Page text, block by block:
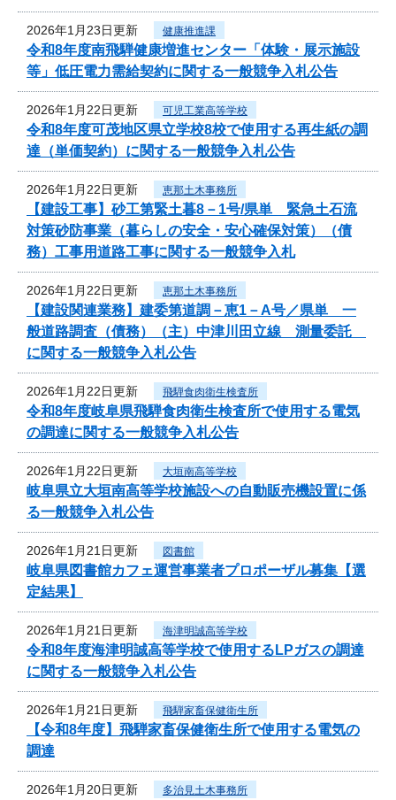
2026年1月23日更新 健康推進課
令和8年度南飛騨健康増進センター「体験・展示施設
等」低圧電力需給契約に関する一般競争入札公告
2026年1月22日更新 可児工業高等学校
令和8年度可茂地区県立学校8校で使用する再生紙の調
達（単価契約）に関する一般競争入札公告
2026年1月22日更新 恵那土木事務所
【建設工事】砂工第緊土暮8－1号/県単 緊急土石流
対策砂防事業（暮らしの安全・安心確保対策）（債
務）工事用道路工事に関する一般競争入札
2026年1月22日更新 恵那土木事務所
【建設関連業務】建委第道調－恵1－A号／県単 一
般道路調査（債務）（主）中津川田立線 測量委託
に関する一般競争入札公告
2026年1月22日更新 飛騨食肉衛生検査所
令和8年度岐阜県飛騨食肉衛生検査所で使用する電気
の調達に関する一般競争入札公告
2026年1月22日更新 大垣南高等学校
岐阜県立大垣南高等学校施設への自動販売機設置に係
る一般競争入札公告
2026年1月21日更新 図書館
岐阜県図書館カフェ運営事業者プロポーザル募集【選
定結果】
2026年1月21日更新 海津明誠高等学校
令和8年度海津明誠高等学校で使用するLPガスの調達
に関する一般競争入札公告
2026年1月21日更新 飛騨家畜保健衛生所
【令和8年度】飛騨家畜保健衛生所で使用する電気の
調達
2026年1月20日更新 多治見土木事務所